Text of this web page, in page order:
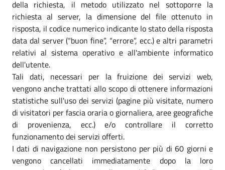
della richiesta, il metodo utilizzato nel sottoporre la
richiesta al server, la dimensione del file ottenuto in
risposta, il codice numerico indicante lo stato della risposta
data dal server (“buon fine”, “errore”, ecc.) e altri parametri
relativi al sistema operativo e all'ambiente informatico
dell'utente.
Tali dati, necessari per la fruizione dei servizi web,
vengono anche trattati allo scopo di ottenere informazioni
statistiche sull'uso dei servizi (pagine più visitate, numero
di visitatori per fascia oraria o giornaliera, aree geografiche
di provenienza, ecc.) e/o controllare il corretto
funzionamento dei servizi offerti.
I dati di navigazione non persistono per più di 60 giorni e
vengono cancellati immediatamente dopo la loro